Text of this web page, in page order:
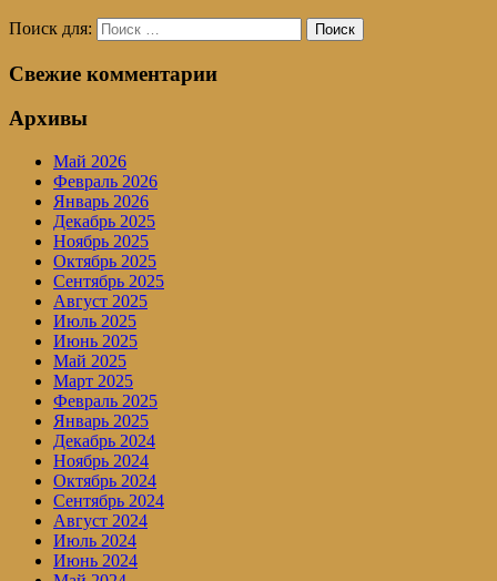
Поиск для: Поиск
Свежие комментарии
Архивы
Май 2026
Февраль 2026
Январь 2026
Декабрь 2025
Ноябрь 2025
Октябрь 2025
Сентябрь 2025
Август 2025
Июль 2025
Июнь 2025
Май 2025
Март 2025
Февраль 2025
Январь 2025
Декабрь 2024
Ноябрь 2024
Октябрь 2024
Сентябрь 2024
Август 2024
Июль 2024
Июнь 2024